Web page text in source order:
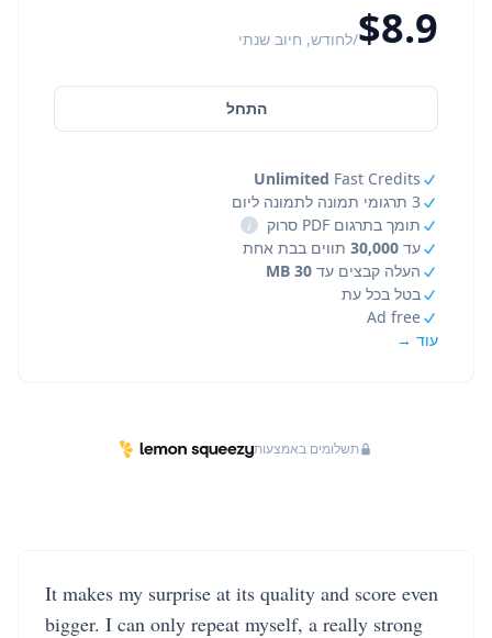
$8.9/לחודש, חיוב שנתי
התחל
Unlimited Fast Credits
3 תרגומי תמונה לתמונה ליום
תומך בתרגום PDF סרוק
i
עד 30,000 תווים בבת אחת
העלה קבצים עד 30 MB
בטל בכל עת
Ad free
עוד →
תשלומים באמצעות
It makes my surprise at its quality and score even
bigger. I can only repeat myself, a really strong